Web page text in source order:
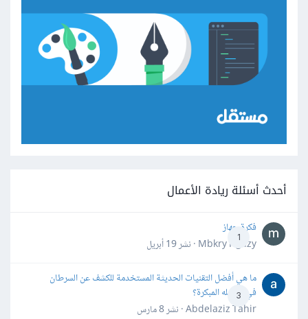
أحدث أسئلة ريادة الأعمال
1
فكرة جهاز
Mbkry Hgazy · نشر
19 أبريل
3
ما هي أفضل التقنيات الحديثة المستخدمة للكشف عن السرطان
في مراحله المبكرة؟
Abdelaziz Tahir · نشر
8 مارس